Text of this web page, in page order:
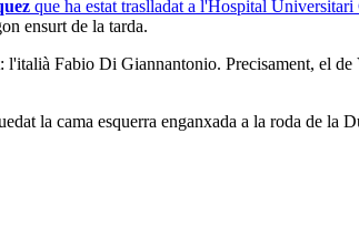
que ha estat traslladat a l'Hospital
ensurt de la tarda.
: l'italià Fabio Di Giannantonio. Precisament, el
la cama esquerra enganxada a la roda de la